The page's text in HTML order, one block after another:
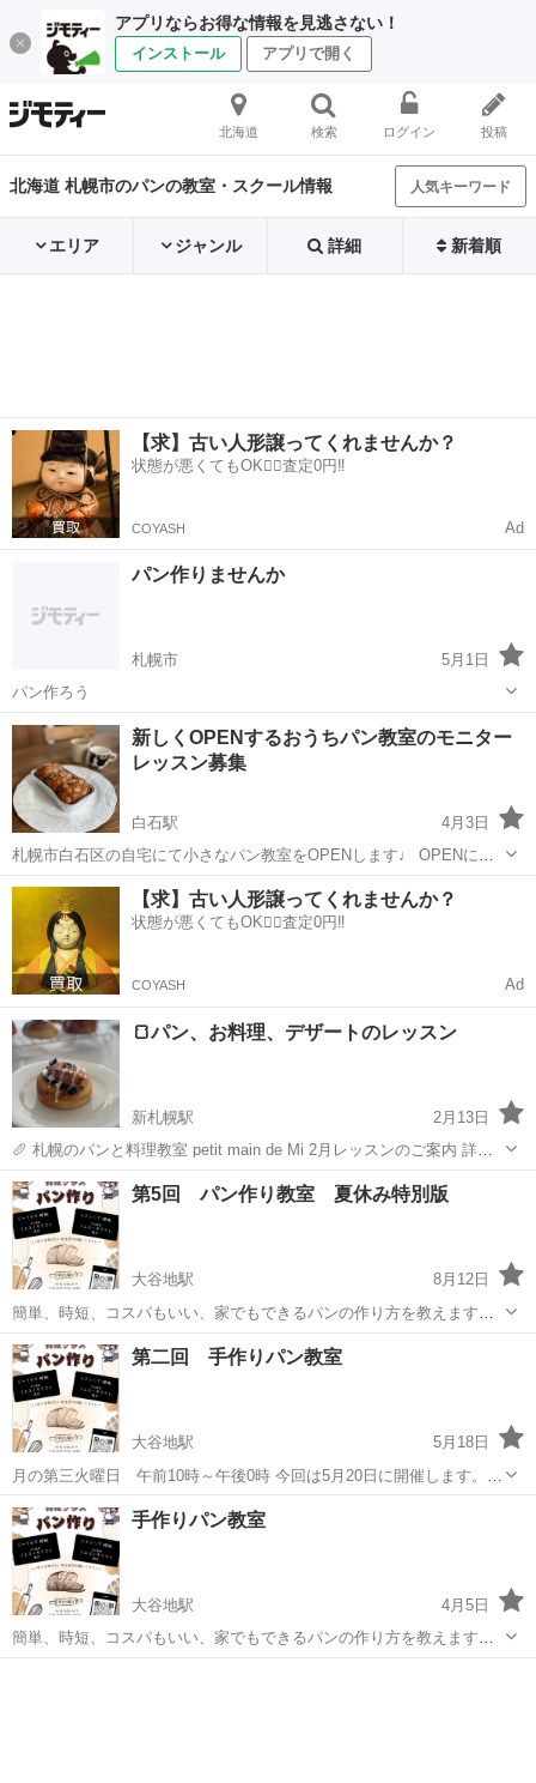
アプリならお得な情報を見逃さない！
インストール アプリで開く
北海道 検索 ログイン 投稿
北海道 札幌市のパンの教室・スクール情報 人気キーワード
エリア ジャンル 詳細 新着順
【求】古い人形譲ってくれませんか？
状態が悪くてもOK🙆‍♀️査定0円‼️
COYASH Ad
パン作りませんか
札幌市
5月1日
パン作ろう
北海道 札幌市 パン
新しくOPENするおうちパン教室のモニター
レッスン募集
白石駅
4月3日
札幌市白石区の自宅にて小さなパン教室をOPENします♩ OPENに先
駆けてモニターレッスンを開催するので、生徒さんを募集します。 メ
ニューはチョコナッツミニ食パン 料金は2500円 作ったパンはお持ち
帰り頂けます＾＾ モ...
北海道 札幌市 白石駅 パン レッスン
【求】古い人形譲ってくれませんか？
状態が悪くてもOK🙆‍♀️査定0円‼️
COYASH Ad
🍞パン、お料理、デザートのレッスン
新札幌駅
2月13日
🥖 札幌のパンと料理教室 petit main de Mi 2月レッスンのご案内 詳細
はインスタやクスパをご覧下さい。
https://www.instagram.com/reel/DUngzzWEgZj/?i...
北海道 札幌市 新札幌駅 パン ティラミス
第5回 パン作り教室 夏休み特別版
大谷地駅
8月12日
簡単、時短、コスパもいい、家でもできるパンの作り方を教えます。
受講料は無料です。 夏休み特別版は子供と一緒に作れるパンを紹介し
ます。 夏休み中のお子さんと一緒に参加して観みてください。 もちろ
ん大人だけでも大歓迎です。...
北海道 札幌市 大谷地駅 パン 夏休み
第二回 手作りパン教室
大谷地駅
5月18日
月の第三火曜日 午前10時～午後0時 今回は5月20日に開催します。
簡単、時短、コスパもいい、家でもできるパンの作り方を教えます。
無料なので気軽に参加できます。 持ち物はエプロンを持ってきてくだ
さい。 ...
北海道 札幌市 大谷地駅 パン
手作りパン教室
大谷地駅
4月5日
簡単、時短、コスパもいい、家でもできるパンの作り方を教えます。
受講料は無料です。女性でも男性でも参加できます。 月の第三火曜